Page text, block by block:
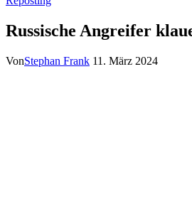
Russische Angreifer
VonStephan Frank 11. März 2024